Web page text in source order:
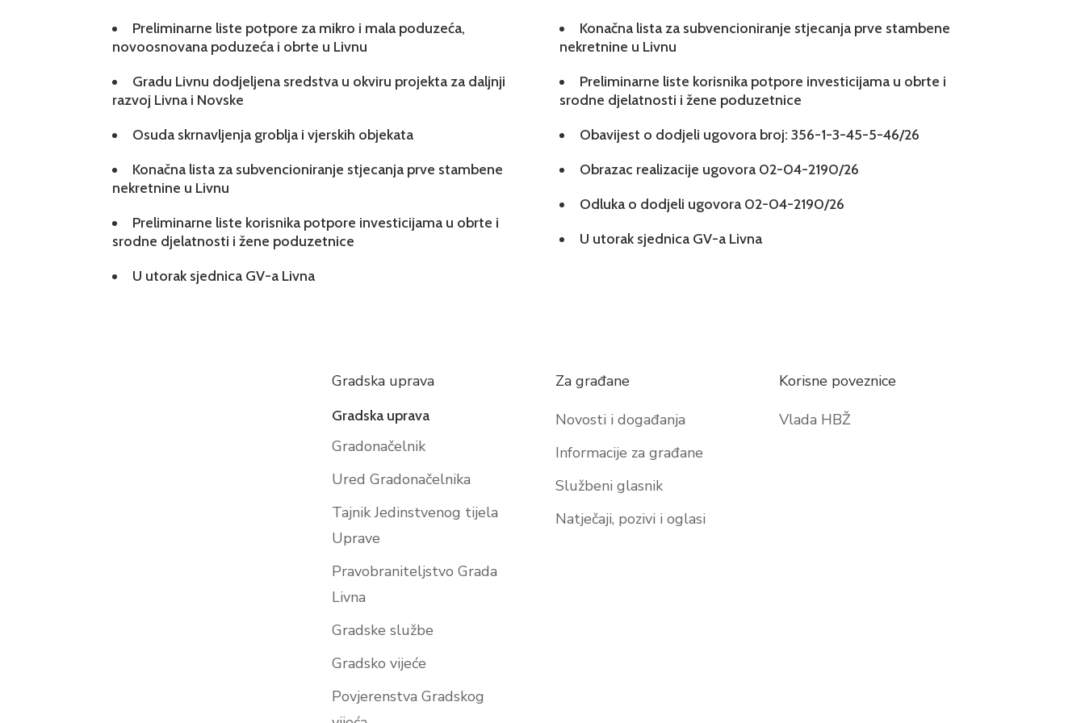
Preliminarne liste potpore za mikro i mala poduzeća,
novoosnovana poduzeća i obrte u Livnu
Gradu Livnu dodjeljena sredstva u okviru projekta za daljnji
razvoj Livna i Novske
Osuda skrnavljenja groblja i vjerskih objekata
Konačna lista za subvencioniranje stjecanja prve stambene
nekretnine u Livnu
Preliminarne liste korisnika potpore investicijama u obrte i
srodne djelatnosti i žene poduzetnice
U utorak sjednica GV-a Livna
Konačna lista za subvencioniranje stjecanja prve stambene
nekretnine u Livnu
Preliminarne liste korisnika potpore investicijama u obrte i
srodne djelatnosti i žene poduzetnice
Obavijest o dodjeli ugovora broj: 356-1-3-45-5-46/26
Obrazac realizacije ugovora 02-04-2190/26
Odluka o dodjeli ugovora 02-04-2190/26
U utorak sjednica GV-a Livna
Gradska uprava
Gradska uprava
Gradonačelnik
Ured Gradonačelnika
Tajnik Jedinstvenog tijela
Uprave
Pravobraniteljstvo Grada
Livna
Gradske službe
Gradsko vijeće
Povjerenstva Gradskog
Za građane
Novosti i događanja
Informacije za građane
Službeni glasnik
Natječaji, pozivi i oglasi
Korisne poveznice
Vlada HBŽ